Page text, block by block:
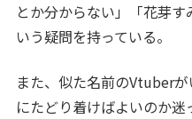
とか分からない」「花芽
いう疑問を持っている。
また、似た名前のVtuber
にたどり着けばよいのか